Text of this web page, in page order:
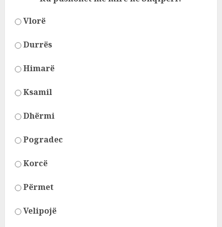
Vlorë
Durrës
Himarë
Ksamil
Dhërmi
Pogradec
Korcë
Përmet
Velipojë